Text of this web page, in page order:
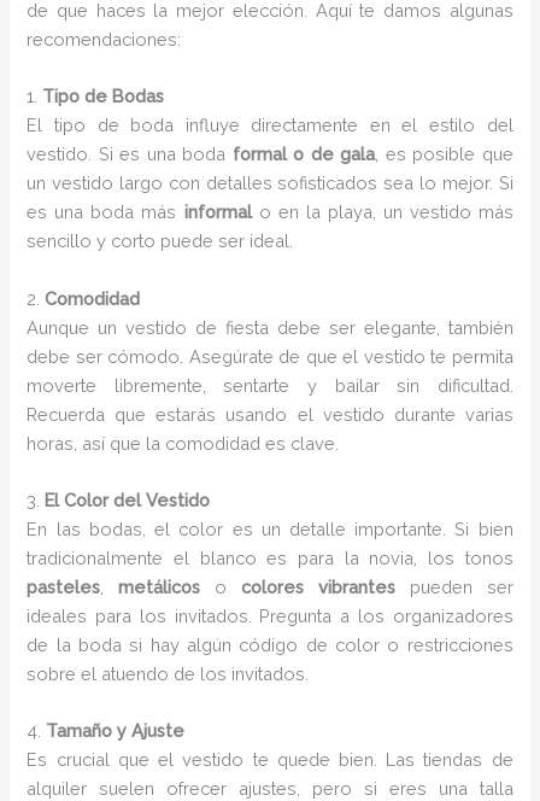
de que haces la mejor elección. Aquí te damos algunas
recomendaciones:
1. Tipo de Bodas
El tipo de boda influye directamente en el estilo del
vestido. Si es una boda formal o de gala, es posible que
un vestido largo con detalles sofisticados sea lo mejor. Si
es una boda más informalo en la playa, un vestido más
sencillo y corto puede ser ideal.
2.Comodidad
Aunque un vestido de fiesta debe ser elegante, también
debe ser cómodo. Asegúrate de que el vestido te permita
moverte libremente, sentarte y bailar sin dificultad.
Recuerda que estarás usando el vestido durante varias
horas, así que la comodidad es clave.
3. El Color del Vestido
En las bodas, el color es un detalle importante. Si bien
tradicionalmente el blanco es para la novia, los tonos
pasteles ,metálicos ocolores vibrantespueden ser
ideales para los invitados. Pregunta a los organizadores
de la boda si hay algún código de color o restricciones
sobre el atuendo de los invitados.
4. Tamaño y Ajuste
Es crucial que el vestido te quede bien. Las tiendas de
alquiler suelen ofrecer ajustes, pero si eres una talla